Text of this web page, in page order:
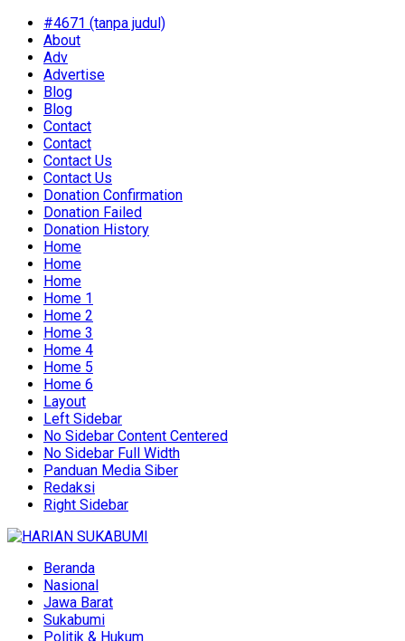
#4671 (tanpa judul)
About
Adv
Advertise
Blog
Blog
Contact
Contact
Contact Us
Contact Us
Donation Confirmation
Donation Failed
Donation History
Home
Home
Home
Home 1
Home 2
Home 3
Home 4
Home 5
Home 6
Layout
Left Sidebar
No Sidebar Content Centered
No Sidebar Full Width
Panduan Media Siber
Redaksi
Right Sidebar
Beranda
Nasional
Jawa Barat
Sukabumi
Politik & Hukum